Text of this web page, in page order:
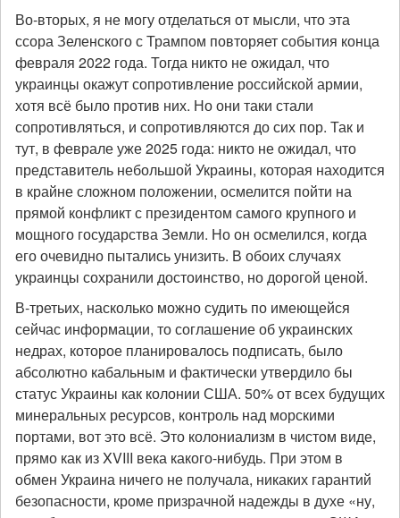
Во-вторых, я не могу отделаться от мысли, что эта
ссора Зеленского с Трампом повторяет события конца
февраля 2022 года. Тогда никто не ожидал, что
украинцы окажут сопротивление российской армии,
хотя всё было против них. Но они таки стали
сопротивляться, и сопротивляются до сих пор. Так и
тут, в феврале уже 2025 года: никто не ожидал, что
представитель небольшой Украины, которая находится
в крайне сложном положении, осмелится пойти на
прямой конфликт с президентом самого крупного и
мощного государства Земли. Но он осмелился, когда
его очевидно пытались унизить. В обоих случаях
украинцы сохранили достоинство, но дорогой ценой.
В-третьих, насколько можно судить по имеющейся
сейчас информации, то соглашение об украинских
недрах, которое планировалось подписать, было
абсолютно кабальным и фактически утвердило бы
статус Украины как колонии США. 50% от всех будущих
минеральных ресурсов, контроль над морскими
портами, вот это всё. Это колониализм в чистом виде,
прямо как из XVIII века какого-нибудь. При этом в
обмен Украина ничего не получала, никаких гарантий
безопасности, кроме призрачной надежды в духе «ну,